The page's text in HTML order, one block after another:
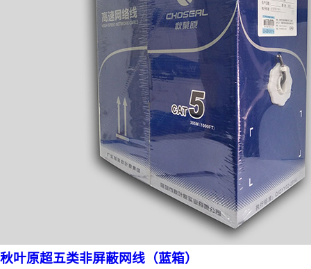
秋叶原超五类非屏蔽网线（蓝箱）